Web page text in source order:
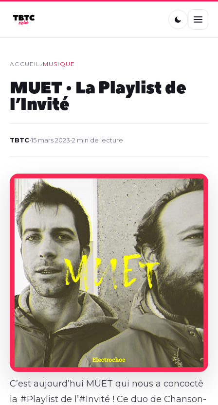
ACCUEIL› MUSIQUE
MUET • La Playlist de
l’Invité
TBTC•15 mars 2023•2 min de lecture
C’est aujourd’hui MUET qui nous a concocté
la #Playlist de l’#Invité ! Ce duo de Chanson-